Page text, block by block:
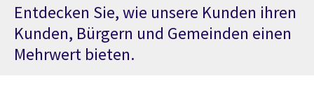
Entdecken Sie, wie unsere Kunden ihren
Kunden, Bürgern und Gemeinden einen
Mehrwert bieten.